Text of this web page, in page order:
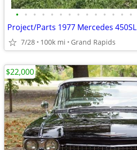
• • • • • • • • • • • • • •
Project/Parts 1977 Mercedes 450SL
7/28 100k mi Grand Rapids
$22,000